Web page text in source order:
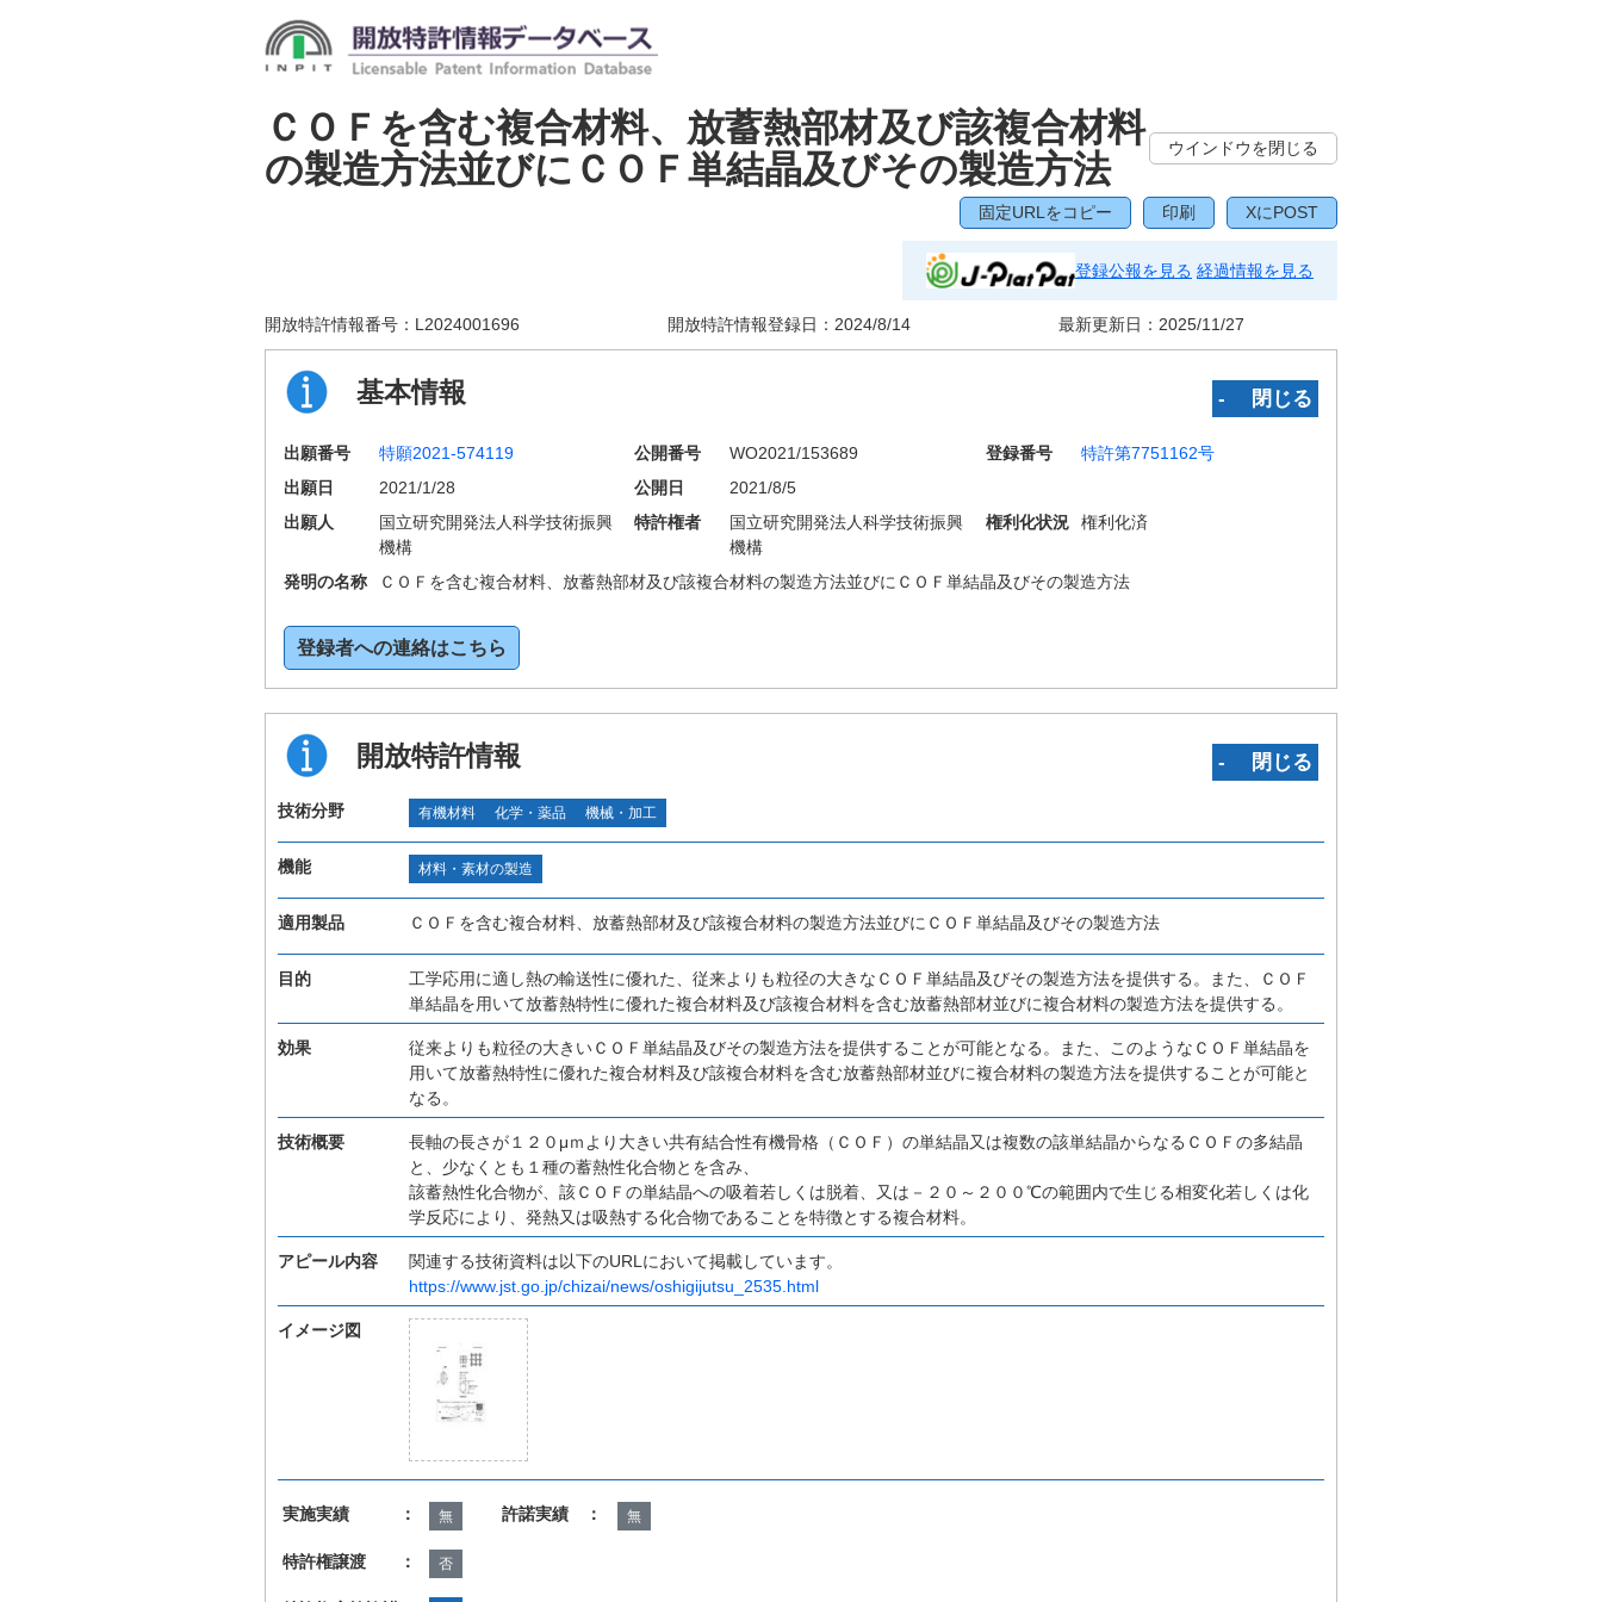
ＣＯＦを含む複合材料、放蓄熱部材及び該複合材料
の製造方法並びにＣＯＦ単結晶及びその製造方法
ウインドウを閉じる
固定URLをコピー 印刷 XにPOST
登録公報を見る 経過情報を見る
開放特許情報番号： L2024001696 開放特許情報登録日： 2024/8/14 最新更新日： 2025/11/27
基本情報 ‐ 閉じる
出願番号 特願2021-574119 公開番号 WO2021/153689 登録番号
特許第7751162号
出願日
2021/1/28 公開日
2021/8/5
出願人
国立研究開発法人科学技術振興
機構
特許権者
国立研究開発法人科学技術振興
機構
権利化状況 権利化済
発明の名称 ＣＯＦを含む複合材料、放蓄熱部材及び該複合材料の製造方法並びにＣＯＦ単結晶及びその製造方法
登録者への連絡はこちら
開放特許情報 ‐ 閉じる
技術分野 有機材料 化学・薬品 機械・加工
機能 材料・素材の製造
適用製品 ＣＯＦを含む複合材料、放蓄熱部材及び該複合材料の製造方法並びにＣＯＦ単結晶及びその製造方法
目的
工学応用に適し熱の輸送性に優れた、従来よりも粒径の大きなＣＯＦ単結晶及びその製造方法を提供する。また、ＣＯＦ
単結晶を用いて放蓄熱特性に優れた複合材料及び該複合材料を含む放蓄熱部材並びに複合材料の製造方法を提供する。
効果
従来よりも粒径の大きいＣＯＦ単結晶及びその製造方法を提供することが可能となる。また、このようなＣＯＦ単結晶を
用いて放蓄熱特性に優れた複合材料及び該複合材料を含む放蓄熱部材並びに複合材料の製造方法を提供することが可能と
なる。
技術概要
長軸の長さが１２０μｍより大きい共有結合性有機骨格（ＣＯＦ）の単結晶又は複数の該単結晶からなるＣＯＦの多結晶
と、少なくとも１種の蓄熱性化合物とを含み、
該蓄熱性化合物が、該ＣＯＦの単結晶への吸着若しくは脱着、又は－２０～２００℃の範囲内で生じる相変化若しくは化
学反応により、発熱又は吸熱する化合物であることを特徴とする複合材料。
アピール内容
関連する技術資料は以下のURLにおいて掲載しています。
https://www.jst.go.jp/chizai/news/oshigijutsu_2535.html
イメージ図
実施実績 ： 無 許諾実績 ： 無
特許権譲渡 ： 否